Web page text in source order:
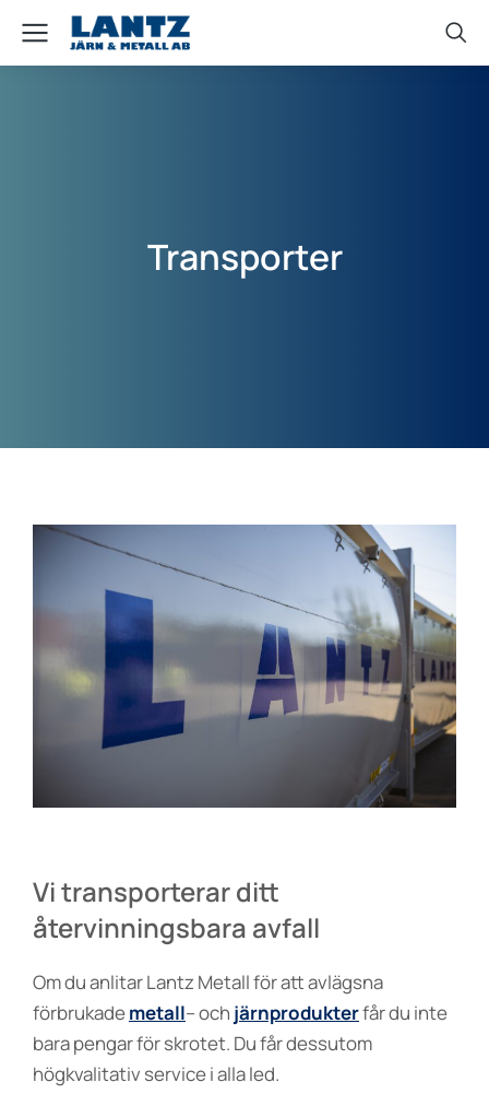
Transporter
Vi transporterar ditt
återvinningsbara avfall
Om du anlitar Lantz Metall för att avlägsna
förbrukademetall– och järnprodukterfår du inte
bara pengar för skrotet. Du får dessutom
högkvalitativ service i alla led.